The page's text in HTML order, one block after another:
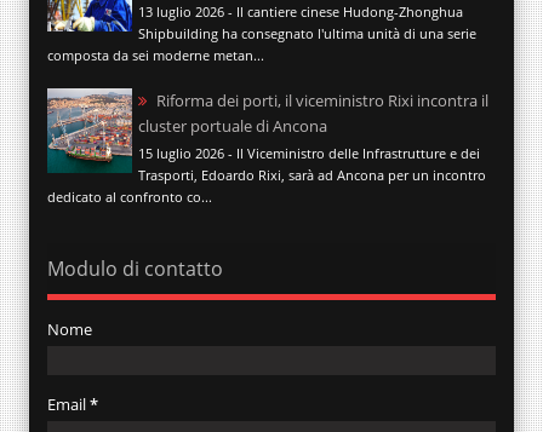
13 luglio 2026 - Il cantiere cinese Hudong-Zhonghua
Shipbuilding ha consegnato l'ultima unità di una serie
composta da sei moderne metan...
Riforma dei porti, il viceministro Rixi incontra il
cluster portuale di Ancona
15 luglio 2026 - Il Viceministro delle Infrastrutture e dei
Trasporti, Edoardo Rixi, sarà ad Ancona per un incontro
dedicato al confronto co...
Modulo di contatto
Nome
Email*